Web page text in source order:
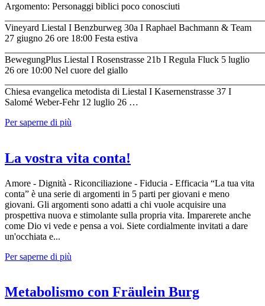
Argomento: Personaggi biblici poco conosciuti
Vineyard Liestal I Benzburweg 30a I Raphael Bachmann & Team
27 giugno 26 ore 18:00 Festa estiva
BewegungPlus Liestal I Rosenstrasse 21b I Regula Fluck 5 luglio
26 ore 10:00 Nel cuore del giallo
Chiesa evangelica metodista di Liestal I Kasernenstrasse 37 I
Salomé Weber-Fehr 12 luglio 26 …
Per saperne di più
La vostra vita conta!
Amore - Dignità - Riconciliazione - Fiducia - Efficacia “La tua vita
conta” è una serie di argomenti in 5 parti per giovani e meno
giovani. Gli argomenti sono adatti a chi vuole acquisire una
prospettiva nuova e stimolante sulla propria vita. Imparerete anche
come Dio vi vede e pensa a voi. Siete cordialmente invitati a dare
un'occhiata e...
Per saperne di più
Metabolismo con Fräulein Burg